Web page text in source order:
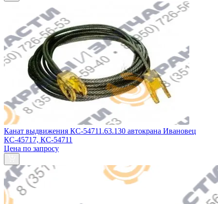
Канат выдвижения КС-54711.63.130 автокрана Ивановец
КС-45717, КС-54711
Цена по запросу